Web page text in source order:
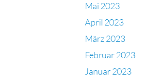
Mai 2023
April 2023
März 2023
Februar 2023
Januar 2023